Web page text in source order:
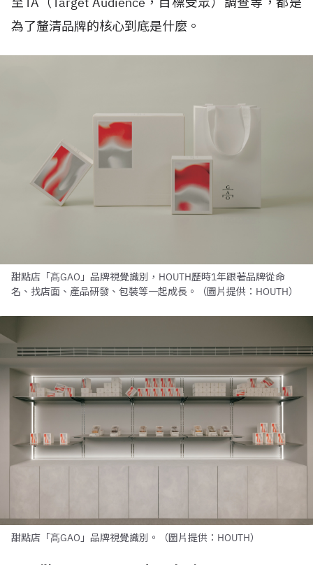
為了釐清品牌的核心到底是什麼。
甜點店「髙GAO」品牌視覺識別，HOUTH歷時1年跟著品牌從命
名、找店面、產品研發、包裝等一起成長。（圖片提供：HOUTH）
甜點店「髙GAO」品牌視覺識別。（圖片提供：HOUTH）